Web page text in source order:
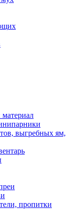
материал
выгребных ям,
пропитки